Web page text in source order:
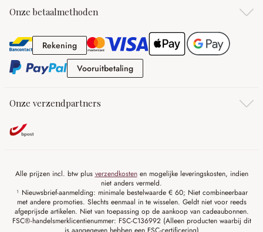
Onze betaalmethoden
RekeningRekening
VooruitbetalingVooruitbetaling
Onze verzendpartners
Alle prijzen incl. btw plus verzendkostenen mogelijke leveringskosten, indien
niet anders vermeld.
¹ Nieuwsbrief-aanmelding: minimale bestelwaarde € 60; Niet combineerbaar
met andere promoties. Slechts eenmaal in te wisselen. Geldt niet voor reeds
afgeprijsde artikelen. Niet van toepassing op de aankoop van cadeaubonnen.
FSC®-handelsmerklicentienummer: FSC-C136992 (Alleen producten waarbij dit